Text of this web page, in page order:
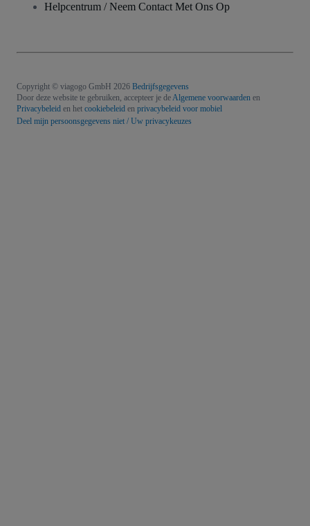
Helpcentrum / Neem Contact Met Ons Op
Copyright © viagogo GmbH 2026 Bedrijfsgegevens
Door deze website te gebruiken, accepteer je deAlgemene voorwaarden en
Privacybeleid en het cookiebeleid en privacybeleid voor mobiel
Deel mijn persoonsgegevens niet / Uw privacykeuzes